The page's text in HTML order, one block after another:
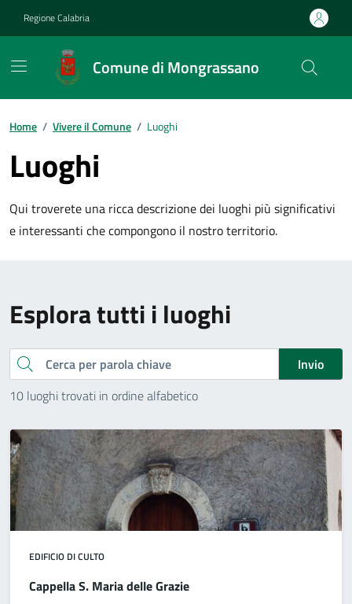
Regione Calabria
Comune di Mongrassano
Home / Vivere il Comune / Luoghi
Luoghi
Qui troverete una ricca descrizione dei luoghi più significativi
e interessanti che compongono il nostro territorio.
Esplora tutti i luoghi
Cerca
Invio
10 luoghi trovati in ordine alfabetico
EDIFICIO DI CULTO
Cappella S. Maria delle Grazie